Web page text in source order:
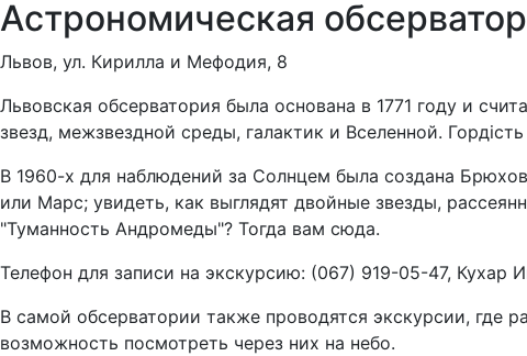
Астрономическая
Львов, ул. Кирилла и Мефодия, 8
Львовская обсерватория была основана в 1771 году и
звезд, межзвездной среды, галактик и Вселенной.
В 1960-х для наблюдений за Солнцем была создана
или Марс; увидеть, как выглядят двойные звезды,
"Туманность Андромеды"? Тогда вам сюда.
Телефон для записи на экскурсию: (067) 919-05-47, Кухар
В самой обсерватории также проводятся экскурсии, где
возможность посмотреть через них на небо.